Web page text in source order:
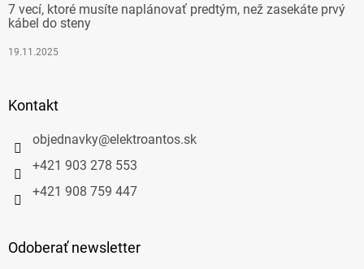
7 vecí, ktoré musíte naplánovať predtým, než zasekáte prvý
kábel do steny
19.11.2025
Kontakt
objednavky@elektroantos.sk
+421 903 278 553
+421 908 759 447
Odoberať newsletter